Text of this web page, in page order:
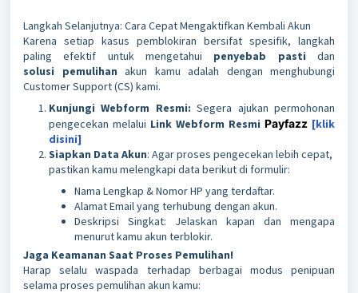
Langkah Selanjutnya: Cara Cepat Mengaktifkan Kembali Akun
Karena setiap kasus pemblokiran bersifat spesifik, langkah
paling efektif untuk mengetahui penyebab pastidan
solusi pemulihan akun kamu adalah dengan menghubungi
Customer Support (CS) kami.
Kunjungi Webform Resmi: Segera ajukan permohonan
pengecekan melalui Link Webform Resmi Payfazz [klik
disini]
Siapkan Data Akun: Agar proses pengecekan lebih cepat,
pastikan kamu melengkapi data berikut di formulir:
Nama Lengkap & Nomor HP yang terdaftar.
Alamat Email yang terhubung dengan akun.
Deskripsi Singkat: Jelaskan kapan dan mengapa
menurut kamu akun terblokir.
Jaga Keamanan Saat Proses Pemulihan!
Harap selalu waspada terhadap berbagai modus penipuan
selama proses pemulihan akun kamu: